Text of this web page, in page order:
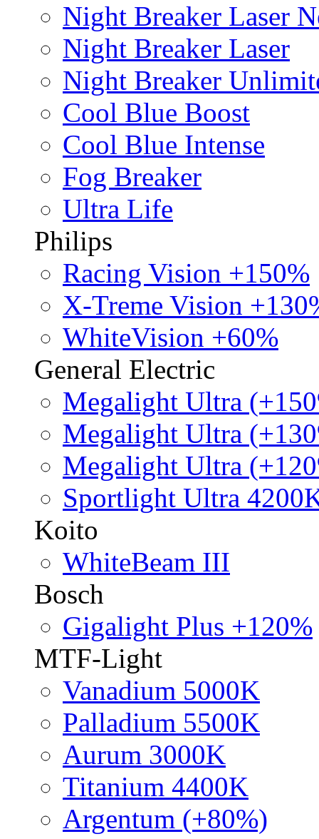
Night Breaker Laser
Night Breaker Laser
Night Breaker
Cool Blue Boost
Cool Blue Intense
Fog Breaker
Ultra Life
Philips
Racing Vision +150%
X-Treme Vision
WhiteVision +60%
General Electric
Megalight Ultra
Megalight Ultra
Megalight Ultra
Sportlight Ultra
Koito
WhiteBeam III
Bosch
Gigalight Plus +120%
MTF-Light
Vanadium 5000K
Palladium 5500K
Aurum 3000K
Titanium 4400K
Argentum (+80%)